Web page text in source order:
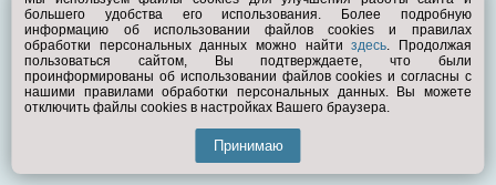
© Exist.ru 1998—2026
большего удобства его использования. Более подробную
информацию об использовании файлов cookies и правилах
обработки персональных данных можно найтиздесь. Продолжая
пользоваться сайтом, Вы подтверждаете, что были
проинформированы об использовании файлов cookies и согласны с
нашими правилами обработки персональных данных. Вы можете
отключить файлы cookies в настройках Вашего браузера.
Принимаю